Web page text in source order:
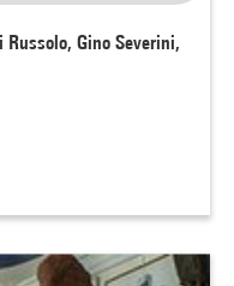
Gino Severini,